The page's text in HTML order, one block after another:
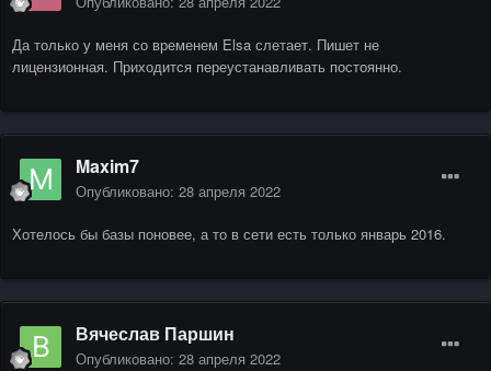
Да только у меня со временем Elsa слетает. Пишет не
лицензионная. Приходится переустанавливать постоянно.
Maxim7
Опубликовано: 28 апреля 2022
Хотелось бы базы поновее, а то в сети есть только январь 2016.
Вячеслав Паршин
Опубликовано: 28 апреля 2022